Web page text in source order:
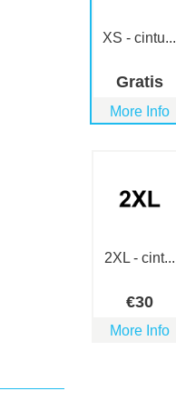
XS - cintu...
Gratis
More Info
2XL - cint...
€30
More Info